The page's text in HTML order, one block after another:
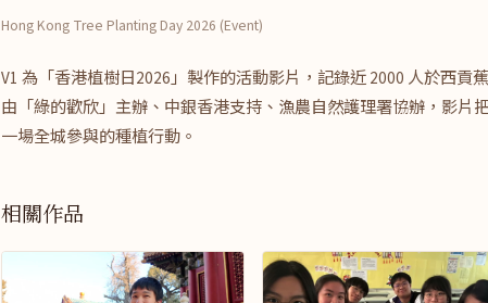
Hong Kong Tree Planting Day 2026 (Event)
V1 為「香港植樹日2026」製作的活動影片，記錄近 2000 人於西貢
由「綠的歡欣」主辦、中銀香港支持、漁農自然護理署協辦，影片
一場全城參與的種植行動。
相關作品